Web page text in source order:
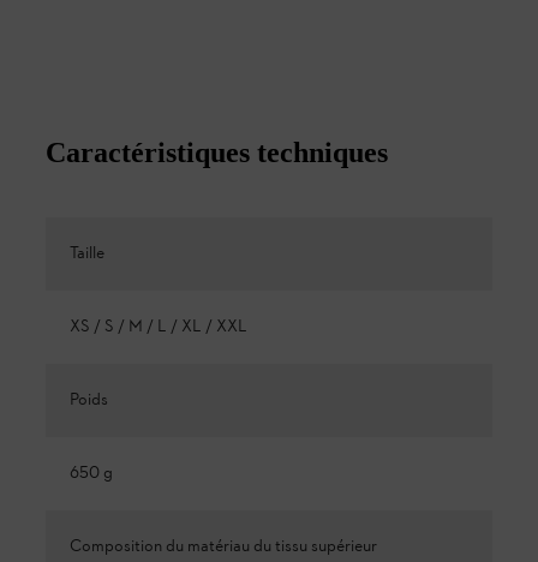
Caractéristiques techniques
Taille
XS / S / M / L / XL / XXL
Poids
650 g
Composition du matériau du tissu supérieur